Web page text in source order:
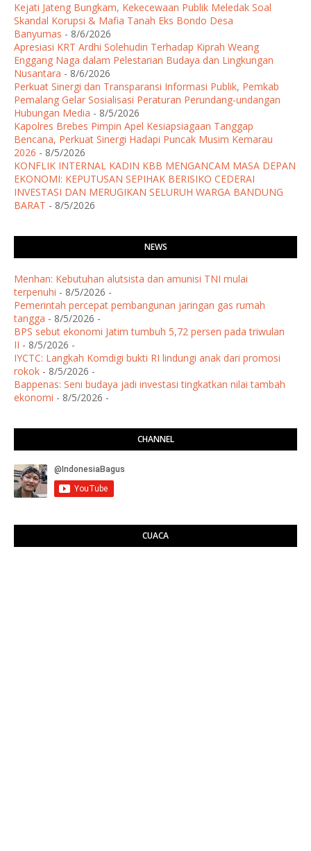
Kejati Jateng Bungkam, Kekecewaan Publik Meledak Soal
Skandal Korupsi & Mafia Tanah Eks Bondo Desa
Banyumas - 8/6/2026
Apresiasi KRT Ardhi Solehudin Terhadap Kiprah Weang
Enggang Naga dalam Pelestarian Budaya dan Lingkungan
Nusantara - 8/6/2026
Perkuat Sinergi dan Transparansi Informasi Publik, Pemkab
Pemalang Gelar Sosialisasi Peraturan Perundang-undangan
Hubungan Media - 8/5/2026
Kapolres Brebes Pimpin Apel Kesiapsiagaan Tanggap
Bencana, Perkuat Sinergi Hadapi Puncak Musim Kemarau
2026 - 8/5/2026
KONFLIK INTERNAL KADIN KBB MENGANCAM MASA DEPAN
EKONOMI: KEPUTUSAN SEPIHAK BERISIKO CEDERAI
INVESTASI DAN MERUGIKAN SELURUH WARGA BANDUNG
BARAT - 8/5/2026
NEWS
Menhan: Kebutuhan alutsista dan amunisi TNI mulai
terpenuhi - 8/5/2026 -
Pemerintah percepat pembangunan jaringan gas rumah
tangga - 8/5/2026 -
BPS sebut ekonomi Jatim tumbuh 5,72 persen pada triwulan
II - 8/5/2026 -
IYCTC: Langkah Komdigi bukti RI lindungi anak dari promosi
rokok - 8/5/2026 -
Bappenas: Seni budaya jadi investasi tingkatkan nilai tambah
ekonomi - 8/5/2026 -
CHANNEL
CUACA